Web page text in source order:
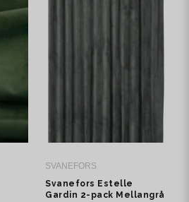
SVANEFORS
Svanefors Estelle
Gardin 2-pack Mellangrå